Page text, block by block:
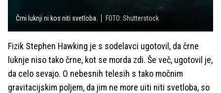
Črni luknji ni kos niti svetloba. FOTO: Shutterstock
Fizik Stephen Hawking je s sodelavci ugotovil, da črne
luknje niso tako črne, kot se morda zdi. Še več, ugotovil je,
da celo sevajo. O nebesnih telesih s tako močnim
gravitacijskim poljem, da jim ne more uiti niti svetloba, so